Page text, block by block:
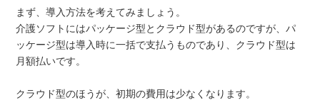
まず、導入方法を考えてみましょう。
介護ソフトにはパッケージ型とクラウド型があるのですが、パ
ッケージ型は導入時に一括で支払うものであり、クラウド型は
月額払いです。
クラウド型のほうが、初期の費用は少なくなります。